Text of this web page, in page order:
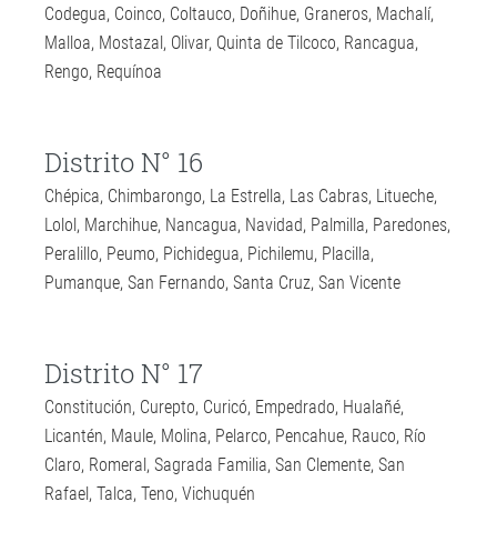
Codegua, Coinco, Coltauco, Doñihue, Graneros, Machalí,
Malloa, Mostazal, Olivar, Quinta de Tilcoco, Rancagua,
Rengo, Requínoa
Distrito N° 16
Chépica, Chimbarongo, La Estrella, Las Cabras, Litueche,
Lolol, Marchihue, Nancagua, Navidad, Palmilla, Paredones,
Peralillo, Peumo, Pichidegua, Pichilemu, Placilla,
Pumanque, San Fernando, Santa Cruz, San Vicente
Distrito N° 17
Constitución, Curepto, Curicó, Empedrado, Hualañé,
Licantén, Maule, Molina, Pelarco, Pencahue, Rauco, Río
Claro, Romeral, Sagrada Familia, San Clemente, San
Rafael, Talca, Teno, Vichuquén